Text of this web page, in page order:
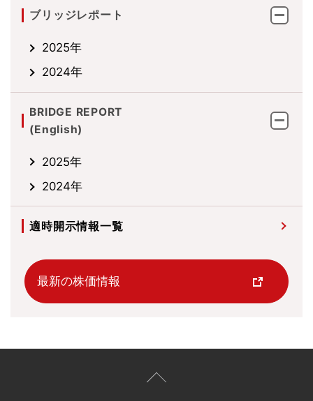
ブリッジレポート
2025年
2024年
BRIDGE REPORT
(English)
2025年
2024年
適時開示情報一覧
最新の株価情報